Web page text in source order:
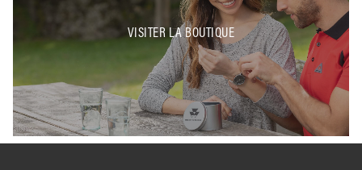
VISITER LA BOUTIQUE